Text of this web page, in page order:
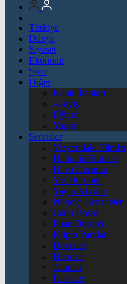
Türkiye
Dünya
Siyaset
Ekonomi
Spor
Diğer
Kamu İlanları
Asayiş
Eğitim
Yaşam
Servisler
Vizyondaki Filmler
Haftanin Filmleri
Hava Durumu
Yol Durumu
Yayın Akışları
Nöbetçi Eczaneler
Canlı Borsa
Puan Durumu
Kripto Paralar
Dövizler
Hisseler
Altınlar
Pariteler